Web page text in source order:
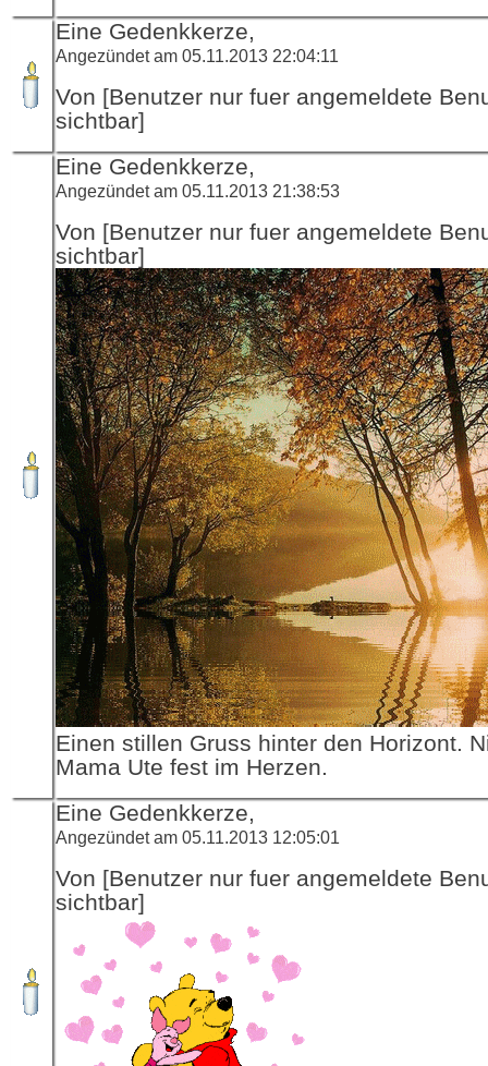
Eine Gedenkkerze,
Angezündet am 05.11.2013 22:04:11
Von [Benutzer nur fuer angemeldete
sichtbar]
Eine Gedenkkerze,
Angezündet am 05.11.2013 21:38:53
Von [Benutzer nur fuer angemeldete
sichtbar]
Einen stillen Gruss hinter den Horizont.
Mama Ute fest im Herzen.
Eine Gedenkkerze,
Angezündet am 05.11.2013 12:05:01
Von [Benutzer nur fuer angemeldete
sichtbar]